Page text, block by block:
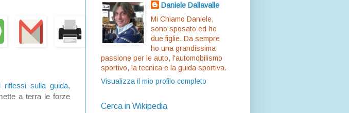
riflessi sulla guida,
a terra le forze
Daniele Dallavalle
Mi Chiamo Daniele,
sono sposato ed ho
due figlie. Da sempre
ho una grandissima
passione per le auto, l'automobilismo
sportivo, la tecnica e la guida sportiva.
Visualizza il mio profilo completo
Cerca in Wikipedia